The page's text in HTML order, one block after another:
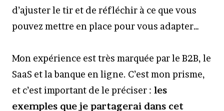
d’ajuster le tir et de réfléchir à ce que vous
pouvez mettre en place pour vous adapter…
Mon expérience est très marquée par le B2B, le
SaaS et la banque en ligne. C’est mon prisme,
et c’est important de le préciser : les
exemples que je partagerai dans cet